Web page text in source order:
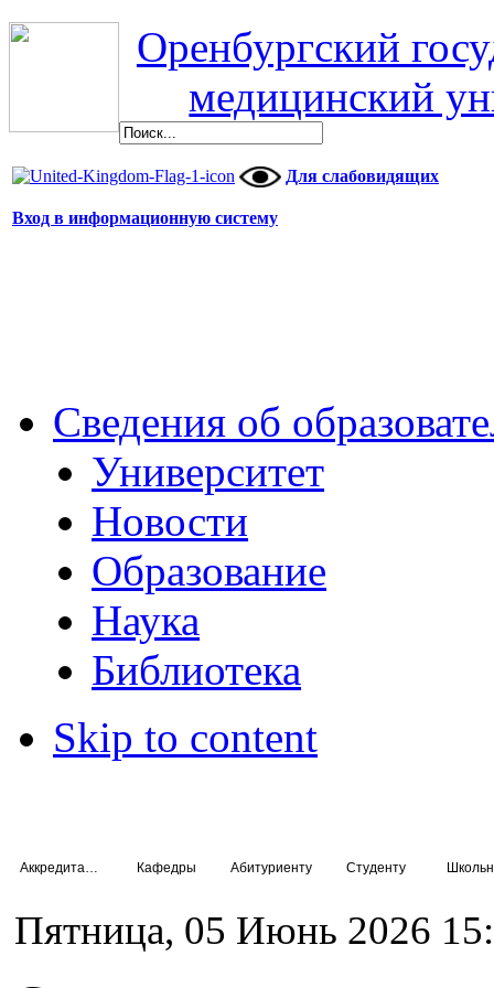
Оренбургский
медицинский
Для слабовидящих
Вход в информационную систему
Сведения об
Университет
Новости
Образование
Наука
Библиотека
Skip to content
Кафедры Абитуриенту Студенту
Пятница, 05 Июнь 2026